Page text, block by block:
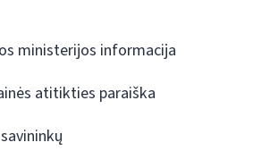
ministerijos informacija
atitikties paraiška